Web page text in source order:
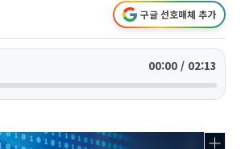
구글 선호매체 추가
00:00 / 02:13